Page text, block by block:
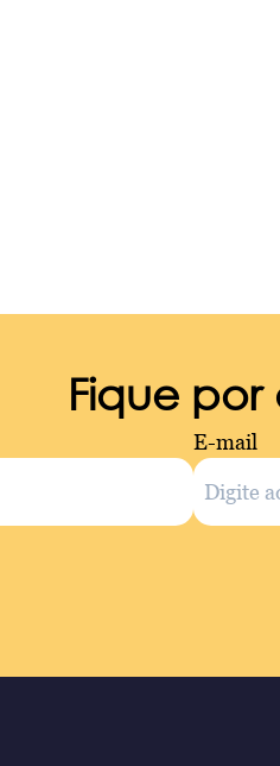
Fique
E-mail